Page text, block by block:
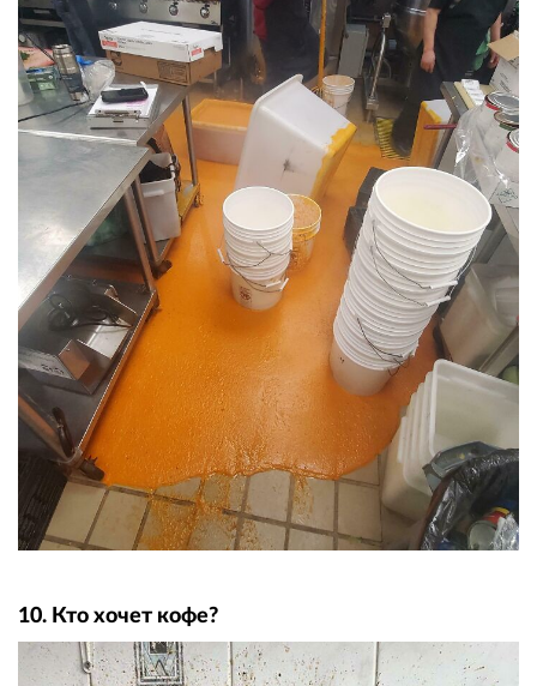
10. Кто хочет кофе?